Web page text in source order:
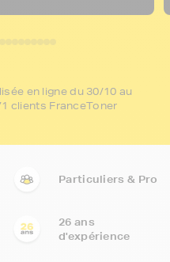
en ligne du 30/10 au
clients FranceToner
Particuliers & Pro
26 ans
d'expérience